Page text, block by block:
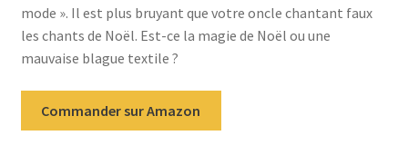
mode ». Il est plus bruyant que votre oncle chantant faux
les chants de Noël. Est-ce la magie de Noël ou une
mauvaise blague textile ?
Commander sur Amazon